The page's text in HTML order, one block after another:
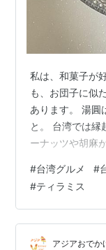
私は、和菓子が
も、お団子に似
あります。 湯圓
と。 台湾では縁
ーナッツや胡麻
ィラミス味』と
食べてみました
10個入り 72元
さてさて。タロ
が、何度も美味
#台湾グルメ #
#ティラミス
アジアおでか